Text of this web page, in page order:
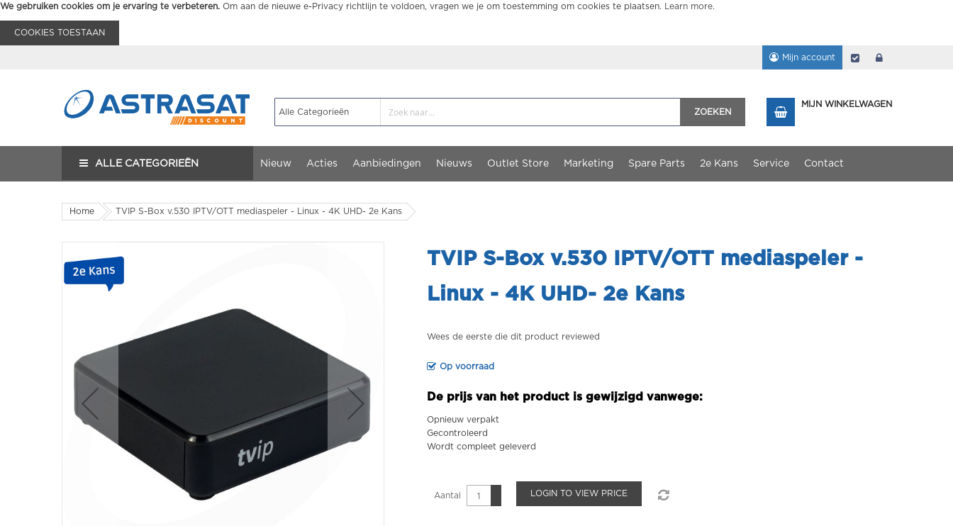
We gebruiken cookies om je ervaring te verbeteren. Om aan de nieuwe e-Privacy richtlijn te voldoen, vragen we je om toestemming om cookies te plaatsen. Learn more.
COOKIES TOESTAAN
Mijn account Afrekenen
ZOEKEN
MIJN WINKELWAGEN
ALLE CATEGORIEËN Nieuw Acties Aanbiedingen Nieuws Outlet Store Marketing Spare Parts 2e Kans Service Contact
Home TVIP S-Box v.530 IPTV/OTT mediaspeler - Linux - 4K UHD- 2e Kans
TVIP S-Box v.530 IPTV/OTT mediaspeler -
Linux - 4K UHD- 2e Kans
Wees de eerste die dit product reviewed
Op voorraad
De prijs van het product is gewijzigd vanwege:
Opnieuw verpakt
Gecontroleerd
Wordt compleet geleverd
Aantal LOGIN TO VIEW PRICE